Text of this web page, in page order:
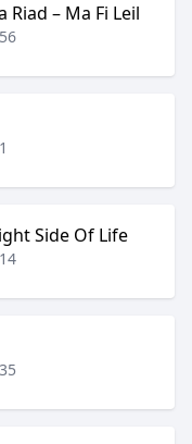
Riad – Ma Fi Leil
Side Of Life